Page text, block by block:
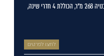
וילה פרטית ומרווחת על מגרש של 440 מ"ר, בנויה 268 מ"ר, הכוללת 4 חדרי שינה,
לחצו לפרטים